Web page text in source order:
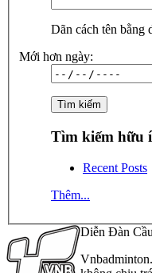
Dãn cách tên bằng
Mới hơn ngày:
Tìm kiếm hữu
Recent Posts
Thêm...
Diễn Đàn